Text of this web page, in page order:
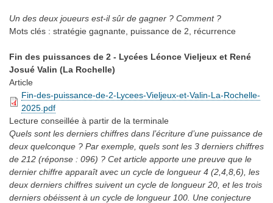
Un des deux joueurs est-il sûr de gagner ? Comment ?
Mots clés : stratégie gagnante, puissance de 2, récurrence
Fin des puissances de 2 - Lycées Léonce Vieljeux et René
Josué Valin (La Rochelle)
Article
Fin-des-puissance-de-2-Lycees-Vieljeux-et-Valin-La-Rochelle-
2025.pdf
Lecture conseillée à partir de la terminale
Quels sont les derniers chiffres dans l’écriture d’une puissance de
deux quelconque ? Par exemple, quels sont les 3 derniers chiffres
de 212 (réponse : 096) ? Cet article apporte une preuve que le
dernier chiffre apparaît avec un cycle de longueur 4 (2,4,8,6), les
deux derniers chiffres suivent un cycle de longueur 20, et les trois
derniers obéissent à un cycle de longueur 100. Une conjecture